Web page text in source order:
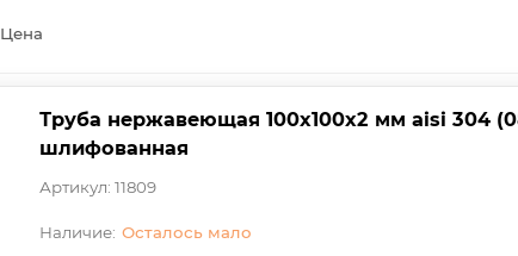
Цена
Труба нержавеющая 100х100х2 мм aisi 304
шлифованная
Артикул: 11809
Осталось мало